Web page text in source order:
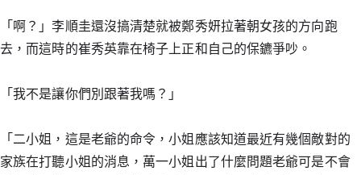
「啊？」李順圭還沒搞清楚就被鄭秀妍拉著朝女孩的方向跑
去，而這時的崔秀英靠在椅子上正和自己的保鑣爭吵。
「我不是讓你們別跟著我嗎？」
「二小姐，這是老爺的命令，小姐應該知道最近有幾個敵對的
家族在打聽小姐的消息，萬一小姐出了什麼問題老爺可是不會